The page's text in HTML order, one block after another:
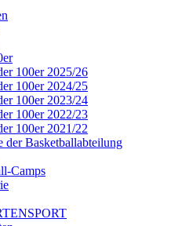
100er 2025/26
100er 2024/25
100er 2023/24
100er 2022/23
100er 2021/22
der Basketballabteilung
Camps